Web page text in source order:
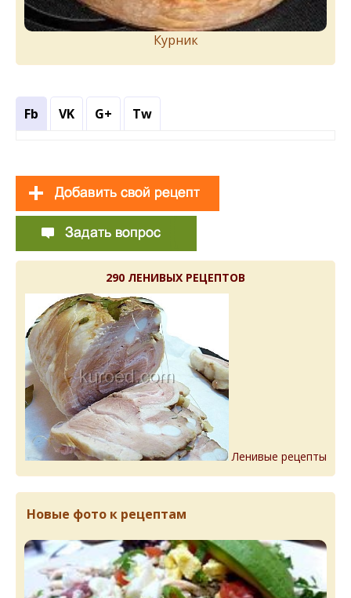
Курник
Fb VK G+ Tw
290 ЛЕНИВЫХ РЕЦЕПТОВ
Ленивые рецепты
Новые фото к рецептам